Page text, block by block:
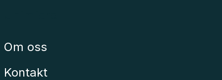
Om oss
Kontakt